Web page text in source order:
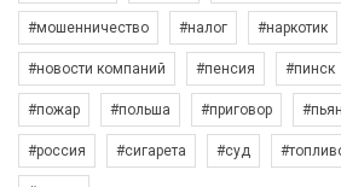
#мошенничество #налог #наркотик
#новости компаний #пенсия #пинск
#пожар #польша #приговор
#россия #сигарета #суд